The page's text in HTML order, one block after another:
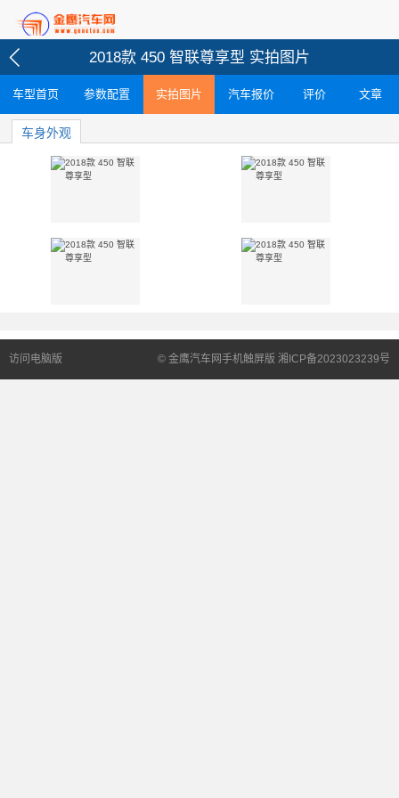
2018款 450 智联尊享型 实拍图片
车型首页 参数配置 实拍图片 汽车报价 评价 文章
车身外观
访问电脑版 © 金鹰汽车网手机触屏版 湘ICP备2023023239号